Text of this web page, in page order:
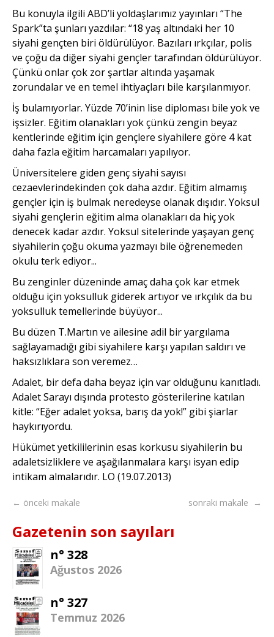
Bu konuyla ilgili ABD’li yoldaşlarımız yayınları “The
Spark”ta şunları yazdılar: “18 yaş altındaki her 10
siyahi gençten biri öldürülüyor. Bazıları ırkçılar, polis
ve çoğu da diğer siyahi gençler tarafından öldürülüyor.
Çünkü onlar çok zor şartlar altında yaşamak
zorundalar ve en temel ihtiyaçları bile karşılanmıyor.
İş bulamıyorlar. Yüzde 70’inin lise diploması bile yok ve
işsizler. Eğitim olanakları yok çünkü zengin beyaz
kentlerinde eğitim için gençlere siyahilere göre 4 kat
daha fazla eğitim harcamaları yapılıyor.
Üniversitelere giden genç siyahi sayısı
cezaevlerindekinden çok daha azdır. Eğitim almamış
gençler için iş bulmak neredeyse olanak dışıdır. Yoksul
siyahi gençlerin eğitim alma olanakları da hiç yok
denecek kadar azdır. Yoksul sitelerinde yaşayan genç
siyahilerin çoğu okuma yazmayı bile öğrenemeden
okulu terk ediyor...
Bu zenginler düzeninde amaç daha çok kar etmek
olduğu için yoksulluk giderek artıyor ve ırkçılık da bu
yoksulluk temellerinde büyüyor...
Bu düzen T.Martın ve ailesine adil bir yargılama
sağlayamadığı gibi siyahilere karşı yapılan saldırı ve
haksızlıklara son veremez…
Adalet, bir defa daha beyaz için var olduğunu kanıtladı.
Adalet Sarayı dışında protesto gösterilerine katılan
kitle: “Eğer adalet yoksa, barış da yok!” gibi şiarlar
haykırıyordu.
Hükümet yetkililerinin esas korkusu siyahilerin bu
adaletsizliklere ve aşağılanmalara karşı isyan edip
intikam almalarıdır. LO (19.07.2013)
← önceki makale sonraki makale →
Gazetenin son sayıları
n° 328
Ağustos 2026
n° 327
Temmuz 2026